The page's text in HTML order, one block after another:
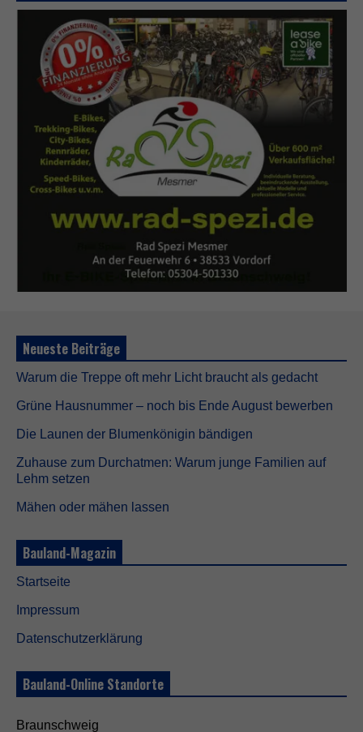
Neueste Beiträge
Warum die Treppe oft mehr Licht braucht als gedacht
Grüne Hausnummer – noch bis Ende August bewerben
Die Launen der Blumenkönigin bändigen
Zuhause zum Durchatmen: Warum junge Familien auf
Lehm setzen
Mähen oder mähen lassen
Bauland-Magazin
Startseite
Impressum
Datenschutzerklärung
Bauland-Online Standorte
Braunschweig